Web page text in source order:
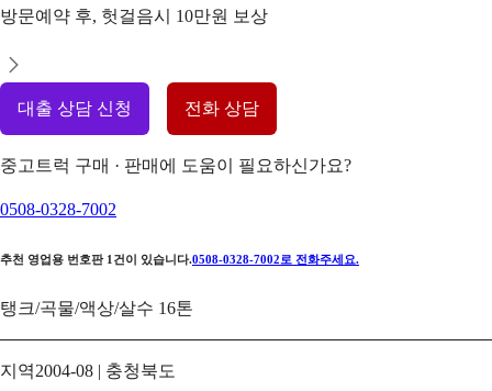
방문예약 후, 헛걸음시 10만원 보상
대출 상담 신청 전화 상담
중고트럭 구매 · 판매에 도움이 필요하신가요?
0508-0328-7002
추천 영업용 번호판 1 건이 있습니다.0508-0328-7002 로 전화주세요.
탱크/곡물/액상/살수 16톤
지역2004-08 | 충청북도